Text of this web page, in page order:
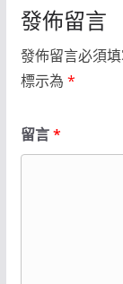
發佈留言
發佈留言必須
標示為 *
留言*